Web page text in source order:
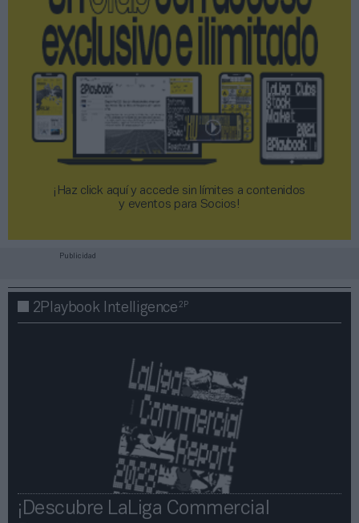
¡Haz click aquí y accede sin límites a contenidos
y eventos para Socios!​​​​​​​
Publicidad
2Playbook Intelligence2P
¡Descubre LaLiga Commercial